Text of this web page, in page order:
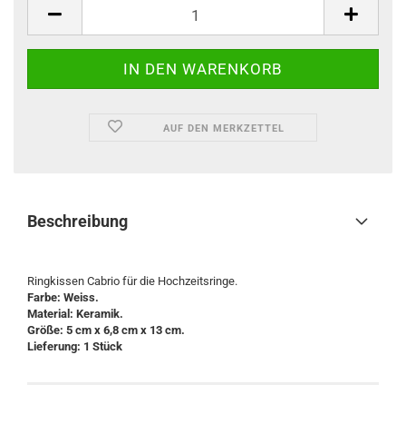
AUF DEN MERKZETTEL
Beschreibung
Ringkissen Cabrio für die Hochzeitsringe.
Farbe: Weiss.
Material: Keramik.
Größe: 5 cm x 6,8 cm x 13 cm.
Lieferung: 1 Stück